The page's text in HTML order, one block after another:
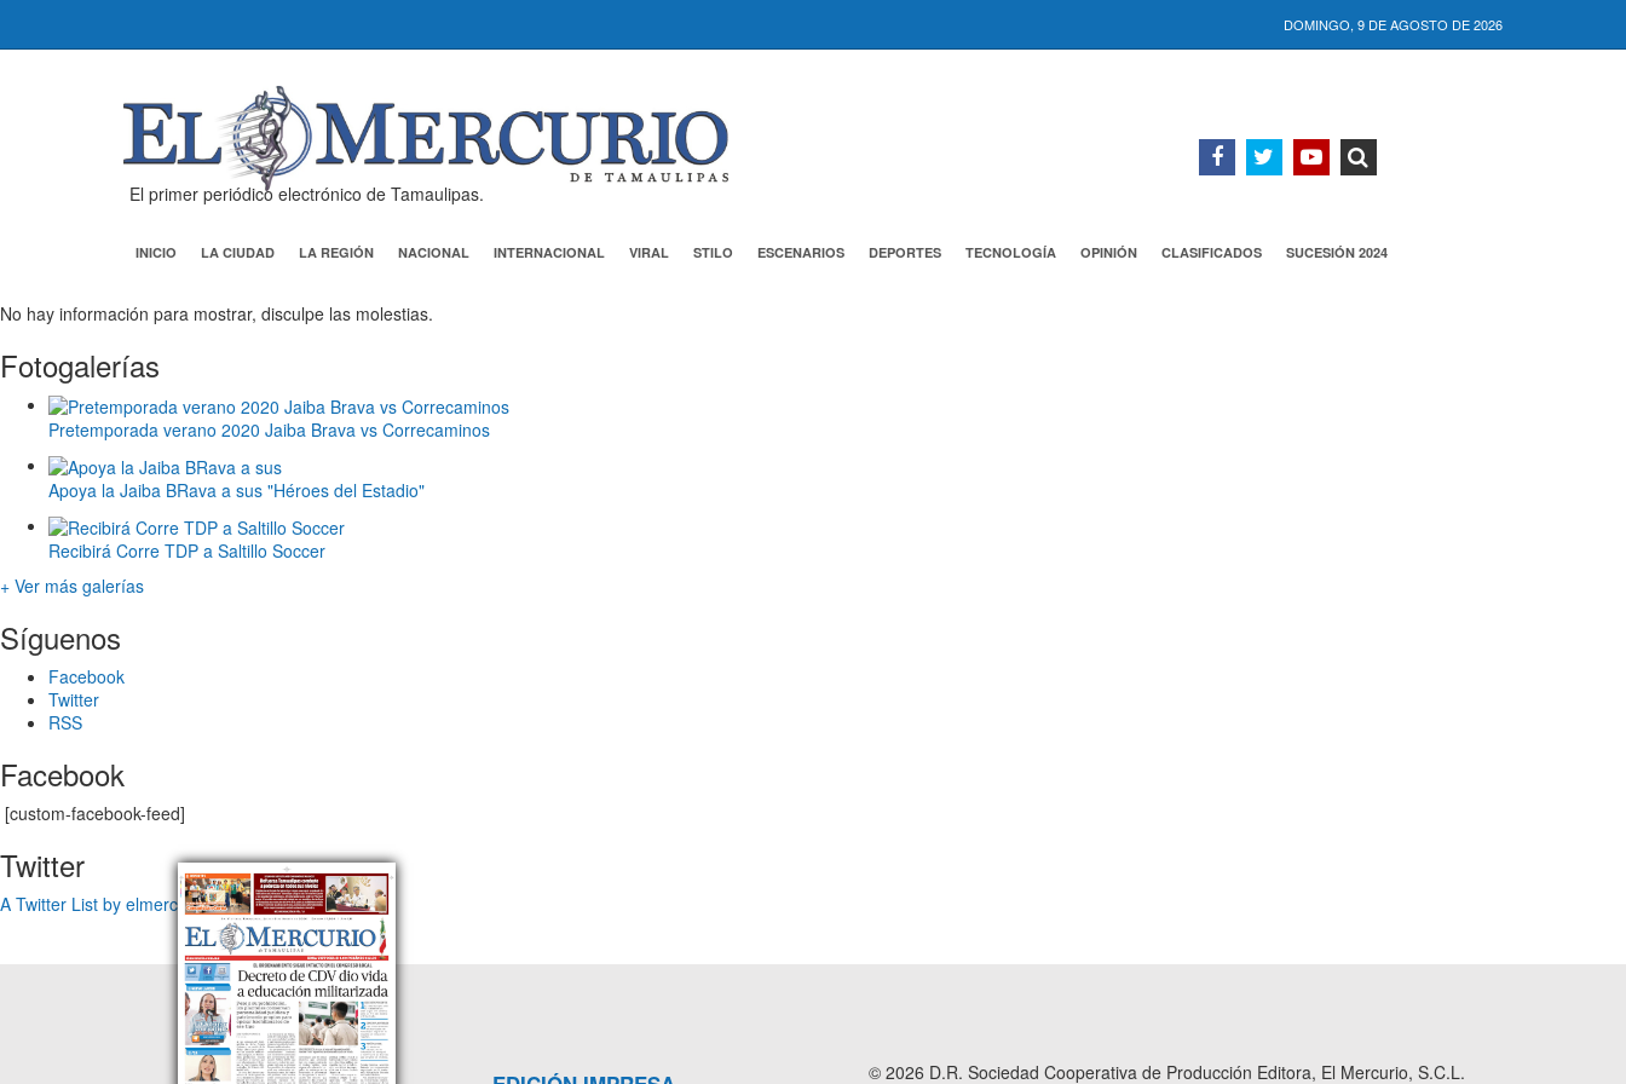
DOMINGO, 9 DE AGOSTO DE 2026
El primer periódico electrónico de Tamaulipas.
INICIO LA CIUDAD LA REGIÓN NACIONAL INTERNACIONAL VIRAL STILO ESCENARIOS DEPORTES TECNOLOGÍA OPINIÓN CLASIFICADOS SUCESIÓN 2024
No hay información para mostrar, disculpe las molestias.
Fotogalerías
Pretemporada verano 2020 Jaiba Brava vs Correcaminos
Apoya la Jaiba BRava a sus "Héroes del Estadio"
Recibirá Corre TDP a Saltillo Soccer
+ Ver más galerías
Síguenos
Facebook
Twitter
RSS
Facebook
[custom-facebook-feed]
Twitter
A Twitter List by elmercuriotam
© 2026 D.R. Sociedad Cooperativa de Producción Editora, El Mercurio, S.C.L.